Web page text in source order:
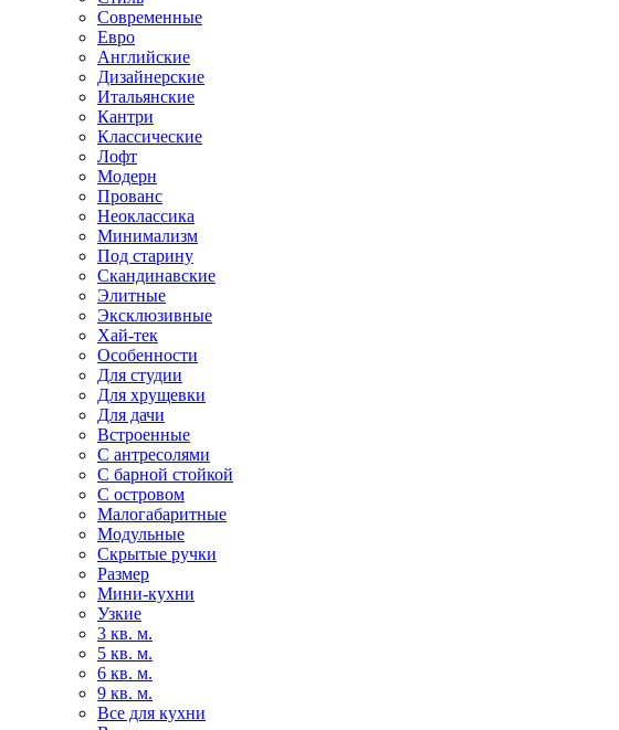
Современные
Евро
Английские
Дизайнерские
Итальянские
Кантри
Классические
Лофт
Модерн
Прованс
Неоклассика
Минимализм
Под старину
Скандинавские
Элитные
Эксклюзивные
Хай-тек
Особенности
Для студии
Для хрущевки
Для дачи
Встроенные
С антресолями
С барной стойкой
С островом
Малогабаритные
Модульные
Скрытые ручки
Размер
Мини-кухни
Узкие
3 кв. м.
5 кв. м.
6 кв. м.
9 кв. м.
Все для кухни